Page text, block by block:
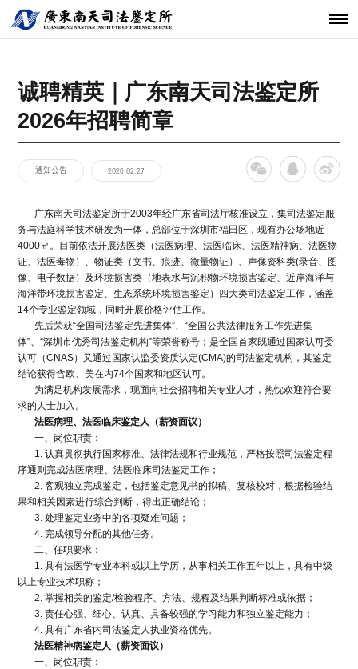
关于南天
发展历程
核心团队
科技研发
分支机构
鉴定服务
鉴定指南
法规标准
经典案例
物证类鉴定
声像资料类
新闻资讯
通知公告
行业动态
工程中心
开放课题
联系我们
诚聘精英｜广东南天司法鉴定所
2026年招聘简章
通知公告 2026.02.27
广东南天司法鉴定所于2003年经广东省司法厅核准设立，集司法鉴定服
务与法庭科学技术研发为一体，总部位于深圳市福田区，现有办公场地近
4000㎡。目前依法开展法医类（法医病理、法医临床、法医精神病、法医物
证、法医毒物）、物证类（文书、痕迹、微量物证）、声像资料类(录音、图
像、电子数据）及环境损害类（地表水与沉积物环境损害鉴定、近岸海洋与
海洋带环境损害鉴定、生态系统环境损害鉴定）四大类司法鉴定工作，涵盖
14个专业鉴定领域，同时开展价格评估工作。
先后荣获“全国司法鉴定先进集体”、“全国公共法律服务工作先进集
体”、“深圳市优秀司法鉴定机构”等荣誉称号；是全国首家既通过国家认可委
认可（CNAS）又通过国家认监委资质认定(CMA)的司法鉴定机构，其鉴定
结论获得含欧、美在内74个国家和地区认可。
为满足机构发展需求，现面向社会招聘相关专业人才，热忱欢迎符合要
求的人士加入。
法医病理、法医临床鉴定人（薪资面议）
一、岗位职责：
1. 认真贯彻执行国家标准、法律法规和行业规范，严格按照司法鉴定程
序通则完成法医病理、法医临床司法鉴定工作；
2. 客观独立完成鉴定，包括鉴定意见书的拟稿、复核校对，根据检验结
果和相关因素进行综合判断，得出正确结论；
3. 处理鉴定业务中的各项疑难问题；
4. 完成领导分配的其他任务。
二、任职要求：
1. 具有法医学专业本科或以上学历，从事相关工作五年以上，具有中级
以上专业技术职称；
2. 掌握相关的鉴定/检验程序、方法、规程及结果判断标准或依据；
3. 责任心强、细心、认真、具备较强的学习能力和独立鉴定能力；
4. 具有广东省内司法鉴定人执业资格优先。
法医精神病鉴定人（薪资面议）
一、岗位职责：